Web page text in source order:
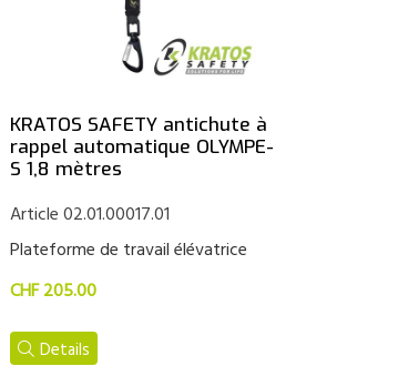
KRATOS SAFETY antichute à
rappel automatique OLYMPE-
S 1,8 mètres
Article 02.01.00017.01
Plateforme de travail élévatrice
CHF 205.00
Details